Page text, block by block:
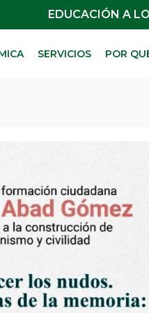
EDUCACIÓN A
SERVICIOS POR